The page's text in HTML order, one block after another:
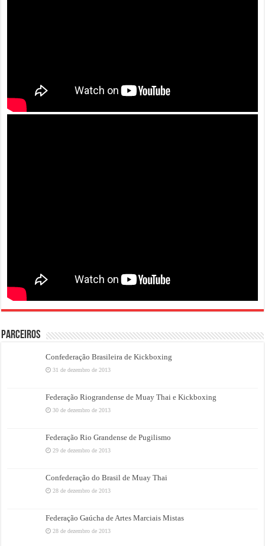
PARCEIROS
Confederação Brasileira de Kickboxing
31 de dezembro de 2013
Federação Riograndense de Muay Thai e Kickboxing
30 de dezembro de 2013
Federação Rio Grandense de Pugilismo
29 de dezembro de 2013
Confederação do Brasil de Muay Thai
28 de dezembro de 2013
Federação Gaúcha de Artes Marciais Mistas
28 de dezembro de 2013